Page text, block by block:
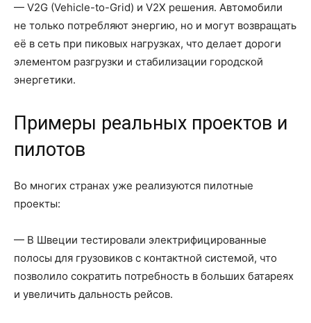
— V2G (Vehicle-to-Grid) и V2X решения. Автомобили
не только потребляют энергию, но и могут возвращать
её в сеть при пиковых нагрузках, что делает дороги
элементом разгрузки и стабилизации городской
энергетики.
Примеры реальных проектов и
пилотов
Во многих странах уже реализуются пилотные
проекты:
— В Швеции тестировали электрифицированные
полосы для грузовиков с контактной системой, что
позволило сократить потребность в больших батареях
и увеличить дальность рейсов.